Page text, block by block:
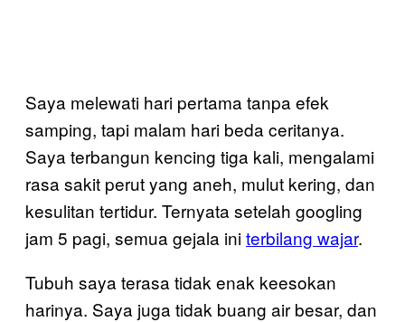
Saya melewati hari pertama tanpa efek
samping, tapi malam hari beda ceritanya.
Saya terbangun kencing tiga kali, mengalami
rasa sakit perut yang aneh, mulut kering, dan
kesulitan tertidur. Ternyata setelah googling
jam 5 pagi, semua gejala initerbilang wajar.
Tubuh saya terasa tidak enak keesokan
harinya. Saya juga tidak buang air besar, dan